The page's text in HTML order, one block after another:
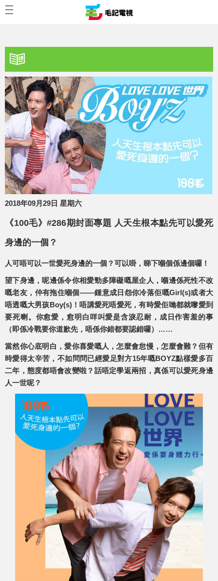
2018年09月29日 星期六
《100毛》#286期封面專題 人天生根本點先可以愛死
身邊的一個？
人可唔可以一世愛死身邊的一個？可以啩，睇下嗰個係邊個囉！
望下身邊，呢邊係令你相愛勁多障礙嘅屋企人，嗰邊係死性不改
嘅老友，仲有拖住嗰個——鍾意成日怨你冷落佢嘅Girl(s)或者大
唔透嘅大男孩Boy(s)！唔講愛死唔愛死，有時愛佢哋都就嚟愛到
要死喇。你愈愛，愈明白咩叫愛是含淚忍耐，成日作害羞的事
（即係冷戰要你道歉先，唔係你錯都要認錯囉）……
當然你心底明白，愛你喜愛嘅人，怎麼會怠慢，怎麼會難？但有
時愛得太辛苦，不如問問已經愛足對方15年嘅BOYZ點樣愛多百
二年，態度都唔會改變啦？話唔定學返兩招，真係可以愛死身邊
人一世呢？